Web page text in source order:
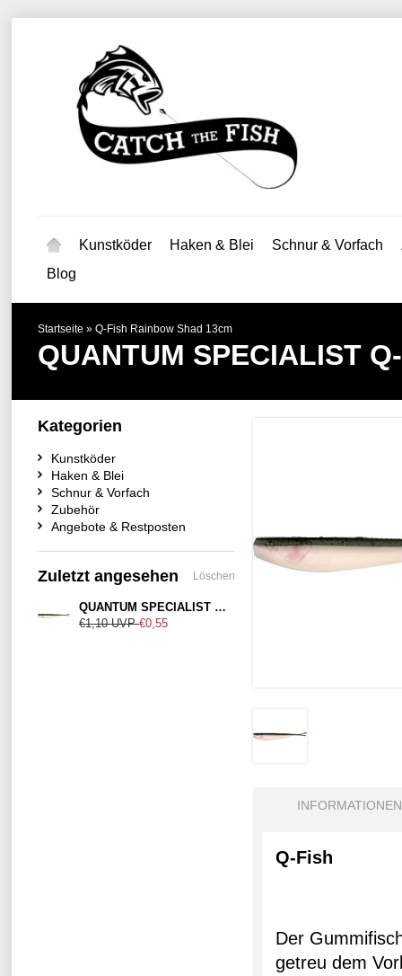
Kunstköder Haken & Blei Schnur & Vorfach
Blog
Startseite » Q-Fish Rainbow Shad 13cm
QUANTUM SPECIALIST
INFORMATIONEN
Q-Fish
Der
getreu dem
Kategorien
Kunstköder
Haken & Blei
Schnur & Vorfach
Zubehör
Angebote & Restposten
Zuletzt angesehen Löschen
QUANTUM SPECIALIST Q-Fish Rainbow Shad 13cm
€1,10UVP €0,55